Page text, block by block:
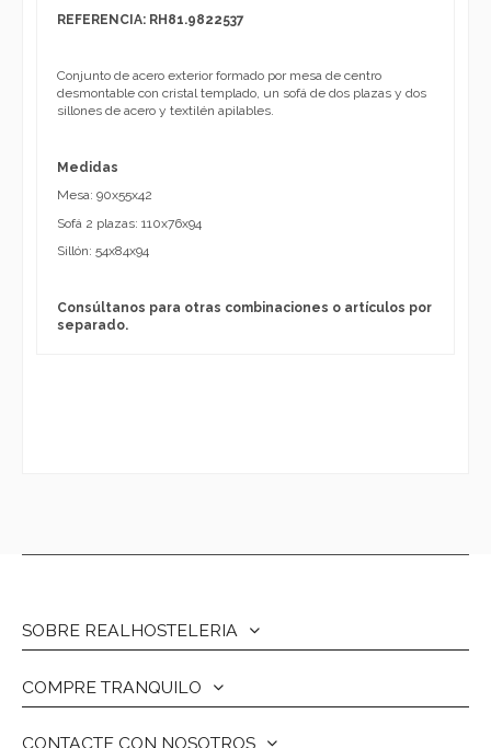
REFERENCIA: RH81.9822537
Conjunto de acero exterior formado por mesa de centro
desmontable con cristal templado, un sofá de dos plazas y dos
sillones de acero y textilén apilables.
Medidas
Mesa: 90x55x42
Sofá 2 plazas: 110x76x94
Sillón: 54x84x94
Consúltanos para otras combinaciones o artículos por
separado.
SOBRE REALHOSTELERIA
COMPRE TRANQUILO
CONTACTE CON NOSOTROS